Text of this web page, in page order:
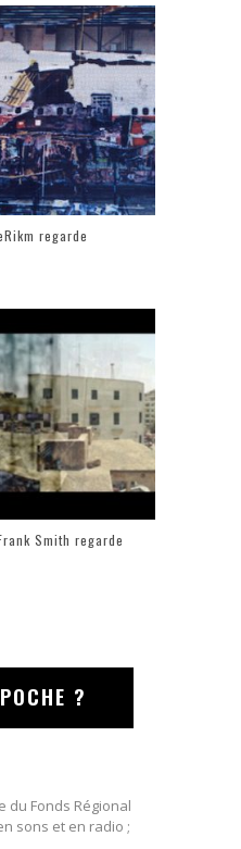
regarde
Smith regarde
?
du Fonds Régional
sons et en radio ;